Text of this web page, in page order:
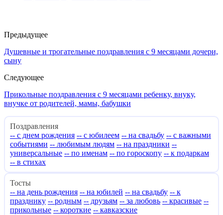
Предыдущее
Душевные и трогательные поздравления с 9 месяцами дочери,
сыну
Следующее
Прикольные поздравления с 9 месяцами ребенку, внуку,
внучке от родителей, мамы, бабушки
Поздравления
-- с днем рождения -- с юбилеем -- на свадьбу -- с важными
событиями -- любимым людям -- на праздники --
универсальные -- по именам -- по гороскопу -- к подаркам
-- в стихах
Тосты
-- на день рождения -- на юбилей -- на свадьбу -- к
празднику -- родным -- друзьям -- за любовь -- красивые --
прикольные -- короткие -- кавказские